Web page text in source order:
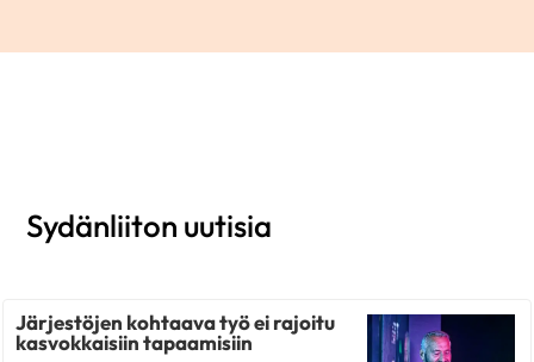
Sydänliiton uutisia
Järjestöjen kohtaava työ ei rajoitu
kasvokkaisiin tapaamisiin